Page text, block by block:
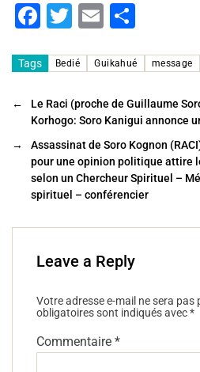
F
c
e
b
o
o
k
T
tt
er
E
ai ta
g
er
Tags Bedié Guikahué message
←
Le Raci (proche de Guillaume
Korhogo: Soro Kanigui annonce
→
Assassinat de Soro Kognon
pour une opinion politique attire
selon un Chercheur Spirituel –
spirituel – conférencier
Leave a Reply
Votre adresse e-mail ne sera pas
obligatoires sont indiqués avec*
Commentaire *